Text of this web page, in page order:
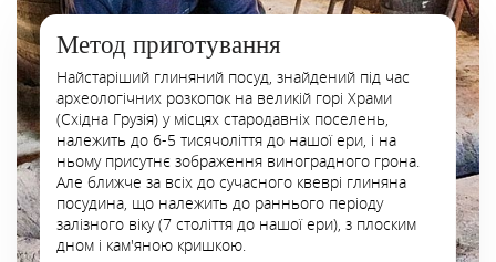
Метод приготування
Найстаріший глиняний посуд, знайдений під час
археологічних розкопок на великій горі Храми
(Східна Грузія) у місцях стародавніх поселень,
належить до 6-5 тисячоліття до нашої ери, і на
ньому присутнє зображення виноградного грона.
Але ближче за всіх до сучасного квеврі глиняна
посудина, що належить до раннього періоду
залізного віку (7 століття до нашої ери), з плоским
дном і кам'яною кришкою.